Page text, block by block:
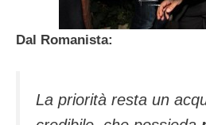
Dal Romanista:
La priorità resta un